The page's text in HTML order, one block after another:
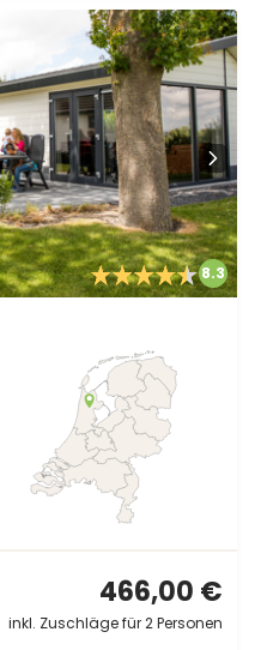
8.3
466,00 €
inkl. Zuschläge für 2 Personen